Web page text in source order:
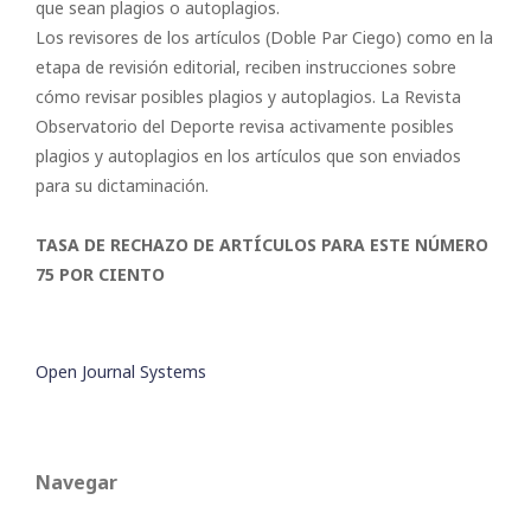
que sean plagios o autoplagios.
Los revisores de los artículos (Doble Par Ciego) como en la
etapa de revisión editorial, reciben instrucciones sobre
cómo revisar posibles plagios y autoplagios. La Revista
Observatorio del Deporte revisa activamente posibles
plagios y autoplagios en los artículos que son enviados
para su dictaminación.
TASA DE RECHAZO DE ARTÍCULOS PARA ESTE NÚMERO
75 POR CIENTO
Open Journal Systems
Navegar